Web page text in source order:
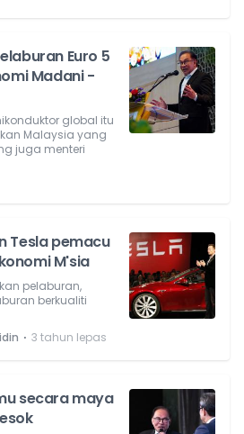
Euro 5
Madani -
global itu
Malaysia yang
juga menteri
Tesla pemacu
M'sia
pelaburan,
berkualiti
⋅ 3 tahun lepas
secara maya